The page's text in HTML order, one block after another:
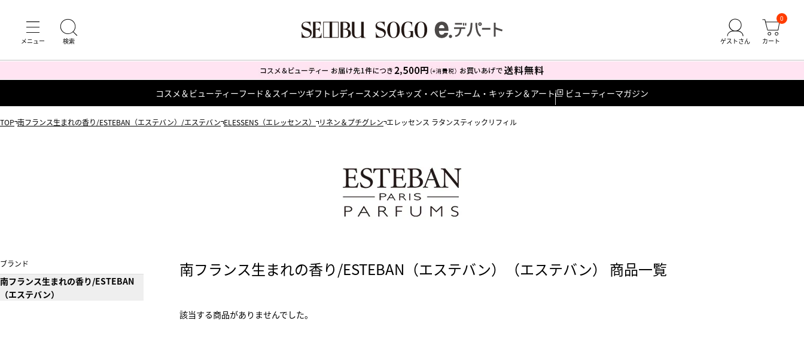
0
コスメ＆ビューティーフード＆スイーツギフト レディース メンズキッズ・ベビーホーム・キッチン＆アート ビューティーマガジン
TOP 南フランス生まれの香り/ESTEBAN（エステバン）/エステバン ELESSENS（エレッセンス） リネン＆プチグレン エレッセンス ラタンスティックリフィル
南フランス生まれの香り/ESTEBAN（エステバン）（エステバン） 商品一覧
該当する商品がありませんでした。
ブランド
南フランス生まれの香り/ESTEBAN
（エステバン）